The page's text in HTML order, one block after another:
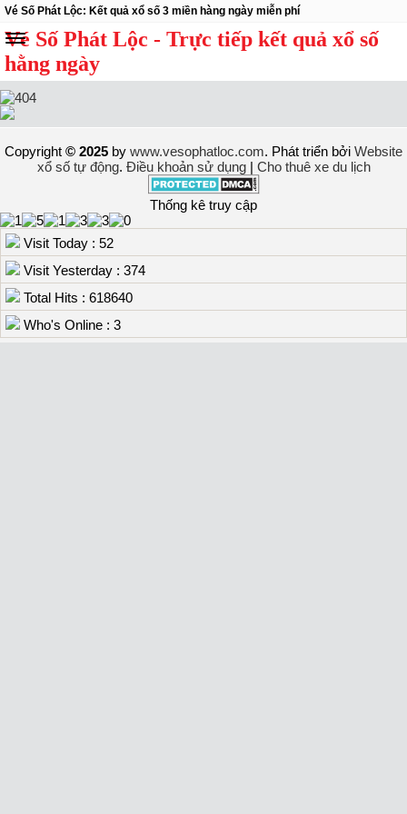
Vé Số Phát Lộc: Kết quả xổ số 3 miền hàng ngày miễn phí
Vé Số Phát Lộc - Trực tiếp kết quả xổ số
hằng ngày
Copyright © 2025 by www.vesophatloc.com. Phát triển bởi Website
xổ số tự động. Điều khoản sử dụng| Cho thuê xe du lịch
Thống kê truy cập
Visit Today : 52
Visit Yesterday : 374
Total Hits : 618640
Who's Online : 3